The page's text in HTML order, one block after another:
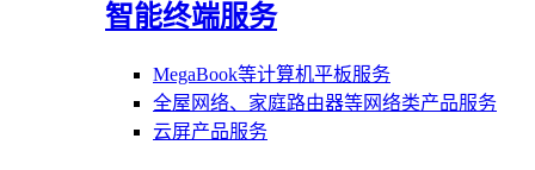
智能终端服务
MegaBook等计算机平板服务
全屋网络、家庭路由器等网络类产品服务
云屏产品服务